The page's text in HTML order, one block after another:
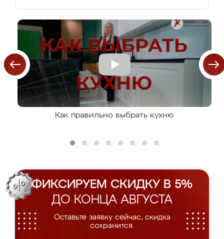
Как правильно выбрать кухню
ФИКСИРУЕМ СКИДКУ В 5%
ДО КОНЦА АВГУСТА
Оставьте заявку сейчас, скидка
сохранится.